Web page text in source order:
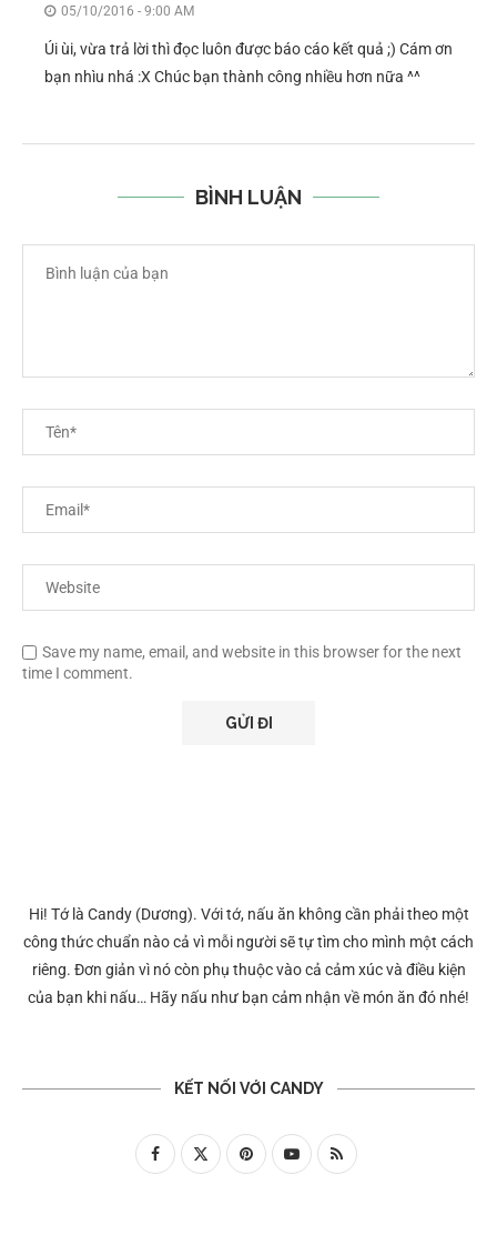
05/10/2016 - 9:00 AM
Úi ùi, vừa trả lời thì đọc luôn được báo cáo kết quả ;) Cám ơn
bạn nhìu nhá :X Chúc bạn thành công nhiều hơn nữa ^^
BÌNH LUẬN
Save my name, email, and website in this browser for the next
time I comment.
Hi! Tớ là Candy (Dương). Với tớ, nấu ăn không cần phải theo một
công thức chuẩn nào cả vì mỗi người sẽ tự tìm cho mình một cách
riêng. Đơn giản vì nó còn phụ thuộc vào cả cảm xúc và điều kiện
của bạn khi nấu… Hãy nấu như bạn cảm nhận về món ăn đó nhé!
KẾT NỐI VỚI CANDY